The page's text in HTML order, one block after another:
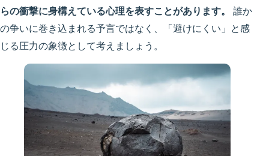
らの衝撃に身構えている心理を表すことがあります。
誰か
の争いに巻き込まれる予言ではなく、「避けにくい」と感
じる圧力の象徴として考えましょう。